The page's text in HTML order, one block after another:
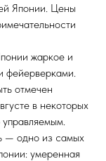
Японии. Цены
жаркое и
фейерверками.
отмечен
в некоторых
— одно из самых
умеренная